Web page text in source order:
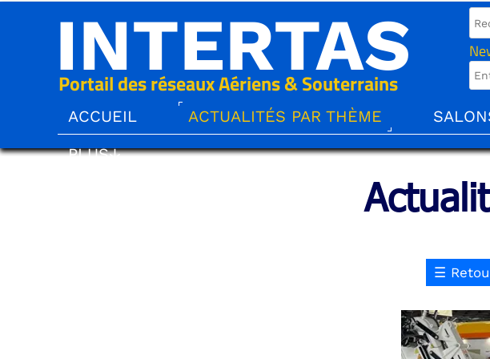
INTERTAS
Portail des réseaux Aériens & Souterrains
ACCUEIL ACTUALITÉS PAR THÈME
PLUS↓
☰